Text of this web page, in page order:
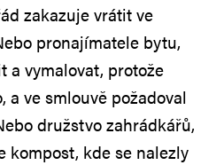
zakazuje vrátit ve
pronajímatele bytu,
vymalovat, protože
a ve smlouvě požadoval
družstvo zahrádkářů,
kompost, kde se nalezly